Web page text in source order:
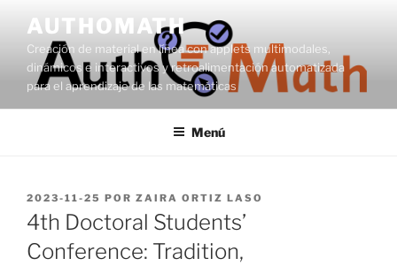
contenido
AUTHOMATH
Creación de material en línea con applets multimodales,
dinámicos e interactivos y retroalimentación automatizada
para el aprendizaje de las matemáticas
Menú
PUBLICADO
EL
2023-11-25 POR ZAIRA ORTIZ LASO
4th Doctoral Students’
Conference: Tradition,